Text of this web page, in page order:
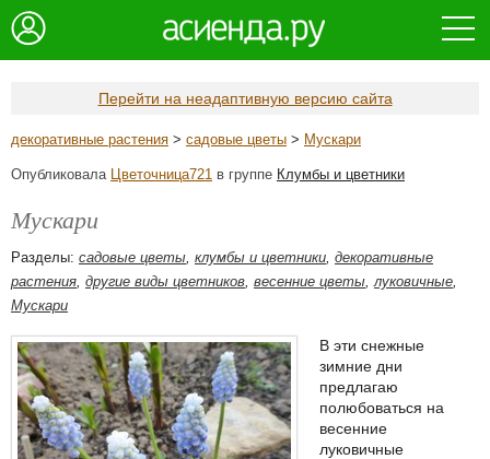
Перейти на неадаптивную версию сайта
декоративные растения > садовые цветы > Мускари
Опубликовала Цветочница721 в группе Клумбы и цветники
Мускари
Разделы: садовые цветы, клумбы и цветники, декоративные
растения, другие виды цветников, весенние цветы,луковичные,
Мускари
В эти снежные
зимние дни
предлагаю
полюбоваться на
весенние
луковичные